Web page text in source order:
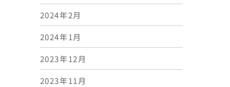
2024年2月
2024年1月
2023年12月
2023年11月